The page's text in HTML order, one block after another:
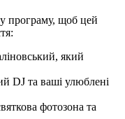
програму, щоб цей
який
DJ та ваші улюблені
фотозона та